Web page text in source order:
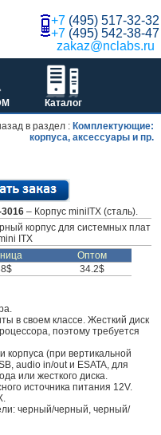
+7 (495) 517-32-32
+7 (495) 542-38-47
zakaz@nclabs.ru
Каталог
в раздел : Комплектующие:
корпуса, аксессуары и пр.
3016– Корпус miniITX (сталь).
корпус для системных плат
ITX
Оптом
34.2$
в своем классе. Жесткий диск
поэтому требуется
корпуса (при вертикальной
аudio in/out и ESATA, для
или жесткого диска.
источника питания 12V.
черный/черный, черный/